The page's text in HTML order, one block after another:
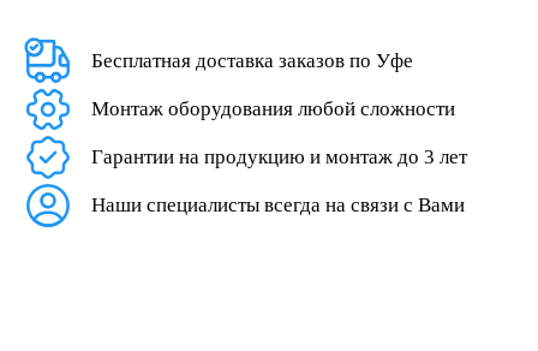
Бесплатная доставка заказов по Уфе
Монтаж оборудования любой сложности
Гарантии на продукцию и монтаж до 3 лет
Наши специалисты всегда на связи с Вами